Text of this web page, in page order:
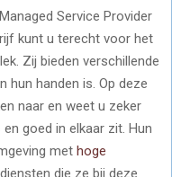
Service Provider
kunt u terecht voor het
Zij bieden verschillende
hun handen is. Op deze
naar en weet u zeker
goed in elkaar zit. Hun
met hoge
diensten die ze bij deze